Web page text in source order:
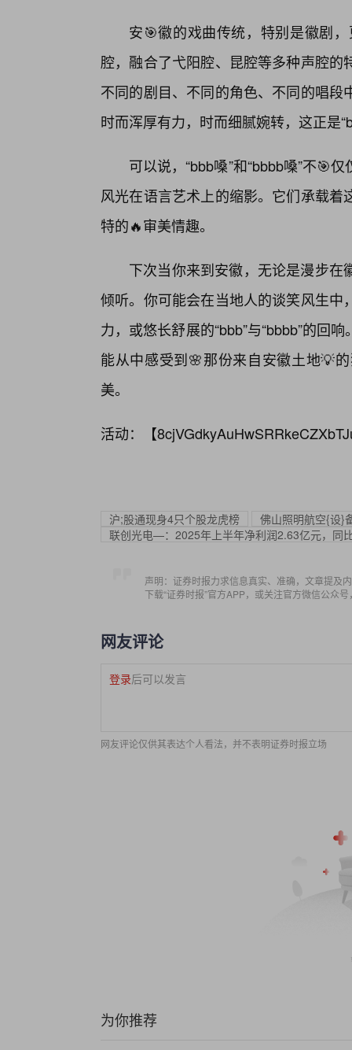
安🎯徽的戏曲传统，特别是徽剧，
腔，融合了弋阳腔、昆腔等多种声腔
不同的剧目、不同的角色、不同的唱
时而浑厚有力，时而细腻婉转，这正是
可以说，“bbb嗓”和“bbbb嗓”不🎯
风光在语言艺术上的缩影。它们承载
特的🔥审美情趣。
下次当你来到安徽，无论是漫步
倾听。你可能会在当地人的谈笑风生
力，或悠长舒展的“bbb”与“bbbb”的回
能从中感受到🌸那份来自安徽土地💡
美。
活动：【
沪;股通现身4只个股龙虎榜
佛山照明航空{设}
联创光电—：2025年上半年净利润2.63亿元，同
声明：证券时报力求信息真实、准确，文章提及
下载“证券时报”官方APP，或关注官方微信公众
网友评论
登录后可以发言
网友评论仅供其表达个人看法，并不表明证券时报立场
为你推荐